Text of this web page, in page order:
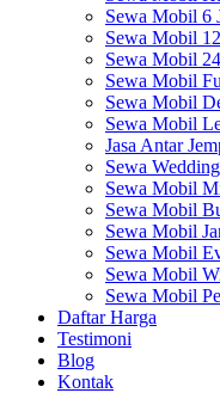
Sewa Mobil 6
Sewa Mobil
Sewa Mobil
Sewa Mobil
Sewa Mobil
Sewa Mobil
Jasa Antar
Sewa
Sewa Mobil
Sewa Mobil
Sewa Mobil
Sewa Mobil
Sewa Mobil
Sewa Mobil
Daftar Harga
Testimoni
Blog
Kontak